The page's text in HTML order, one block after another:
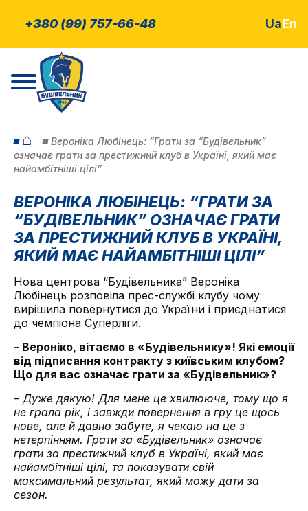
+380 (99) 757-66-48 UaEn
⌂
Вероніка Любінець: “Грати за “Будівельник”
означає грати за престижний клуб в Україні, який має
найамбітніші цілі”
ВЕРОНІКА ЛЮБІНЕЦЬ: “ГРАТИ ЗА
“БУДІВЕЛЬНИК” ОЗНАЧАЄ ГРАТИ
ЗА ПРЕСТИЖНИЙ КЛУБ В УКРАЇНІ,
ЯКИЙ МАЄ НАЙАМБІТНІШІ ЦІЛІ”
Нова центрова “Будівельника” Вероніка
Любінець розповіла прес-службі клубу чому
вирішила повернутися до України і приєднатися
до чемпіона Суперліги.
– Вероніко, вітаємо в «Будівельнику»! Які емоції
від підписання контракту з київським клубом?
Що для вас означає грати за «Будівельник»?
– Дуже дякую! Для мене це хвилююче, тому що я
не грала рік, і завжди повернення в гру це щось
нове, але й давно забуте, я чекаю на це з
нетерпінням. Грати за «Будівельник» означає
грати за престижний клуб в Україні, який має
найамбітніші цілі, та показувати свій
максимальний результат, який можу дати за
сезон.